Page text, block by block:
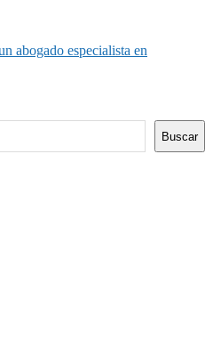
abogado especialista en
Buscar